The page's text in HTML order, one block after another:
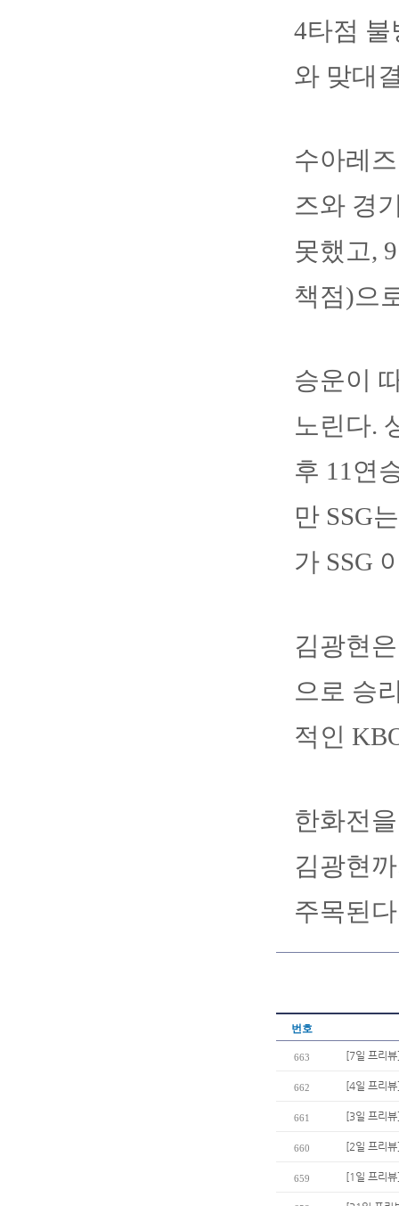
4타점 불
와 맞대
수아레
즈와 경
못했고,
책점)으
승운이
노린다.
후 11연
만 SSG
가 SSG
김광현
으로 승
적인
한화전
김광현
주목된
번호
663 [7일 프리
662 [4일 프리
661 [3일 프리
660 [2일 프리
659 [1일 프리